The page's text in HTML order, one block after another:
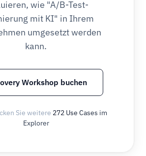
wie "A/B-Test-
mit KI" in Ihrem
umgesetzt werden
kann.
Workshop buchen
Sie weitere 272 Use Cases im
Explorer